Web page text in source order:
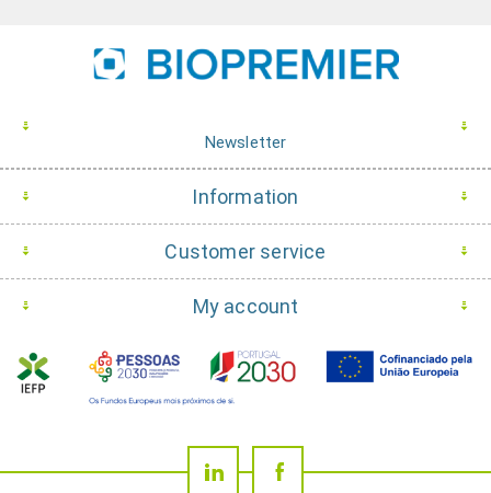
Newsletter
Information
Customer service
My account